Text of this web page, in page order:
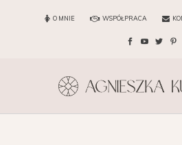
O MNIE WSPÓŁPRACA